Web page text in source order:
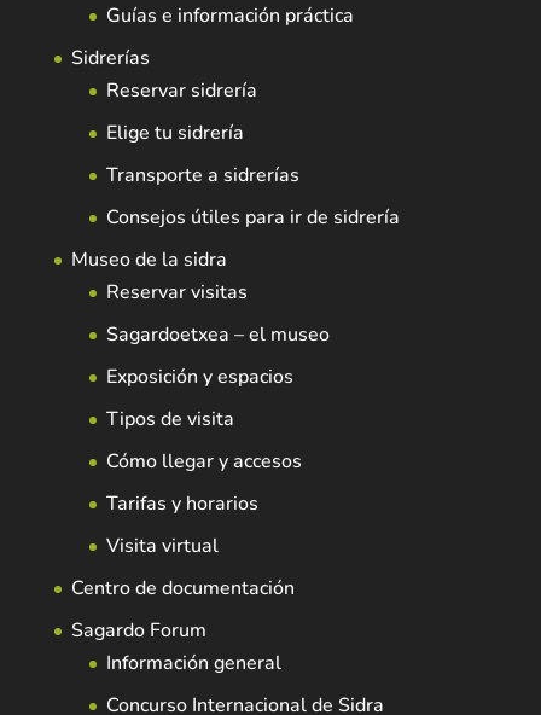
Guías e información práctica
Sidrerías
Reservar sidrería
Elige tu sidrería
Transporte a sidrerías
Consejos útiles para ir de sidrería
Museo de la sidra
Reservar visitas
Sagardoetxea – el museo
Exposición y espacios
Tipos de visita
Cómo llegar y accesos
Tarifas y horarios
Visita virtual
Centro de documentación
Sagardo Forum
Información general
Concurso Internacional de Sidra